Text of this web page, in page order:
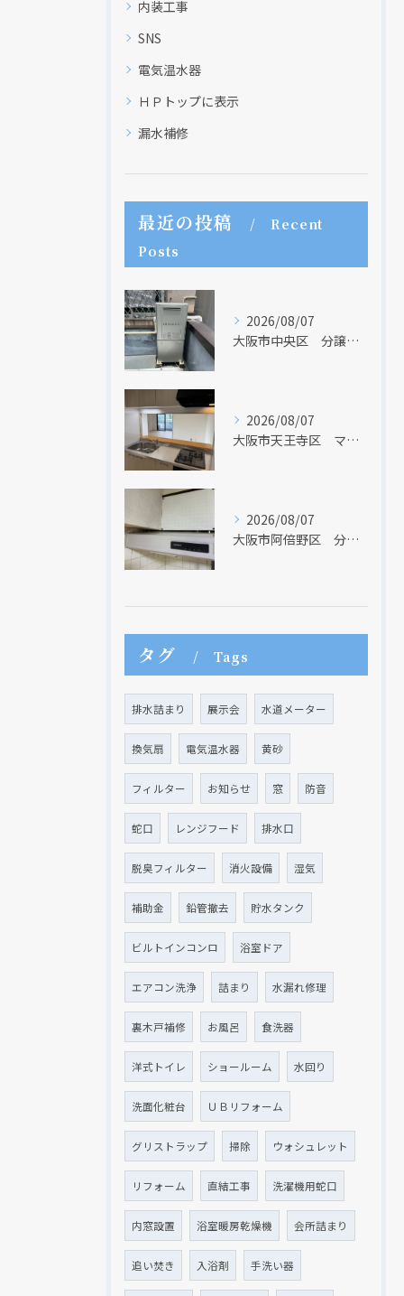
内装工事
SNS
電気温水器
ＨＰトップに表示
漏水補修
最近の投稿
Recent
Posts
2026/08/07
大阪市中央区 分譲マンションの給湯器取替リフォーム工事 UV除菌機能搭載給湯器
2026/08/07
大阪市天王寺区 マンションのキッチン取替及び内装リフォーム工事 クリナップ
2026/08/07
大阪市阿倍野区 分譲マンションのレンジフード取替リフォーム工事 タカラスタンダード
タグ Tags
排水詰まり 展示会 水道メーター
換気扇 電気温水器 黄砂
フィルター お知らせ 窓 防音
蛇口 レンジフード 排水口
脱臭フィルター 消火設備 湿気
補助金 鉛管撤去 貯水タンク
ビルトインコンロ 浴室ドア
エアコン洗浄 詰まり 水漏れ修理
裏木戸補修 お風呂 食洗器
洋式トイレ ショールーム 水回り
洗面化粧台 ＵＢリフォーム
グリストラップ 掃除 ウォシュレット
リフォーム 直結工事 洗濯機用蛇口
内窓設置 浴室暖房乾燥機 会所詰まり
追い焚き 入浴剤 手洗い器
クリックでチラシのページにジャンプします
クリックでチラシのページにジャンプします